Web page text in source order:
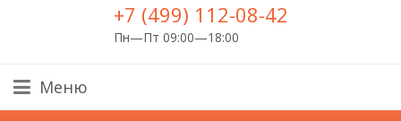
+7 (499) 112-08-42
Пн—Пт 09:00—18:00
Меню